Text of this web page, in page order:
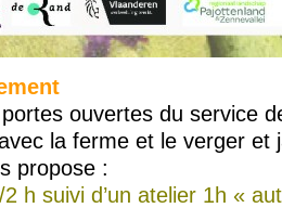
ouvertes du service
la ferme et le verger et
propose :
h suivi d’un atelier 1h «